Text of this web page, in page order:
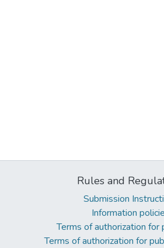
Rules and
Submission
Information
Terms of authorization for
Terms of authorization for